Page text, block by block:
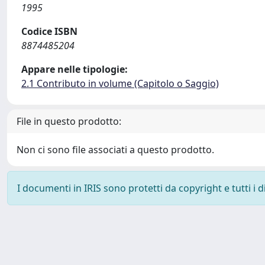
1995
Codice ISBN
8874485204
Appare nelle tipologie:
2.1 Contributo in volume (Capitolo o Saggio)
File in questo prodotto:
Non ci sono file associati a questo prodotto.
I documenti in IRIS sono protetti da copyright e tutti i